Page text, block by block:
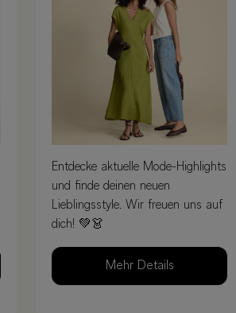
Entdecke aktuelle Mode-Highlights
und finde deinen neuen
Lieblingsstyle. Wir freuen uns auf
dich! 💚👗
Mehr Details